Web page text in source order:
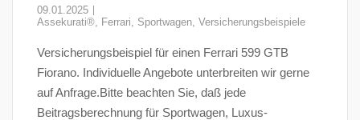
09.01.2025
Assekurati®, Ferrari, Sportwagen, Versicherungsbeispiele
Versicherungsbeispiel für einen Ferrari 599 GTB
Fiorano. Individuelle Angebote unterbreiten wir gerne
auf Anfrage.Bitte beachten Sie, daß jede
Beitragsberechnung für Sportwagen, Luxus-